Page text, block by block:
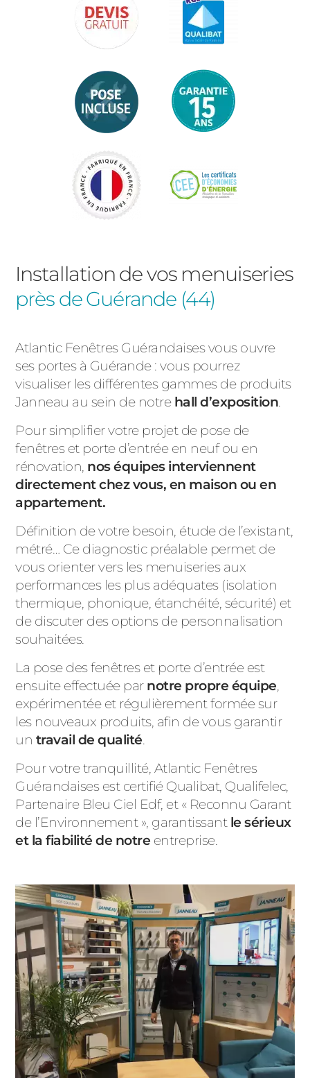
Installation de vos menuiseries
près de Guérande (44)
Atlantic Fenêtres Guérandaises vous ouvre
ses portes à Guérande : vous pourrez
visualiser les différentes gammes de produits
Janneau au sein de notre hall d’exposition.
Pour simplifier votre projet de pose de
fenêtres et porte d’entrée en neuf ou en
rénovation, nos équipes interviennent
directement chez vous, en maison ou en
appartement.
Définition de votre besoin, étude de l’existant,
métré… Ce diagnostic préalable permet de
vous orienter vers les menuiseries aux
performances les plus adéquates (isolation
thermique, phonique, étanchéité, sécurité) et
de discuter des options de personnalisation
souhaitées.
La pose des fenêtres et porte d’entrée est
ensuite effectuée par notre propre équipe,
expérimentée et régulièrement formée sur
les nouveaux produits, afin de vous garantir
un travail de qualité.
Pour votre tranquillité, Atlantic Fenêtres
Guérandaises est certifié Qualibat, Qualifelec,
Partenaire Bleu Ciel Edf, et « Reconnu Garant
de l’Environnement », garantissant le sérieux
et la fiabilité de notre entreprise.